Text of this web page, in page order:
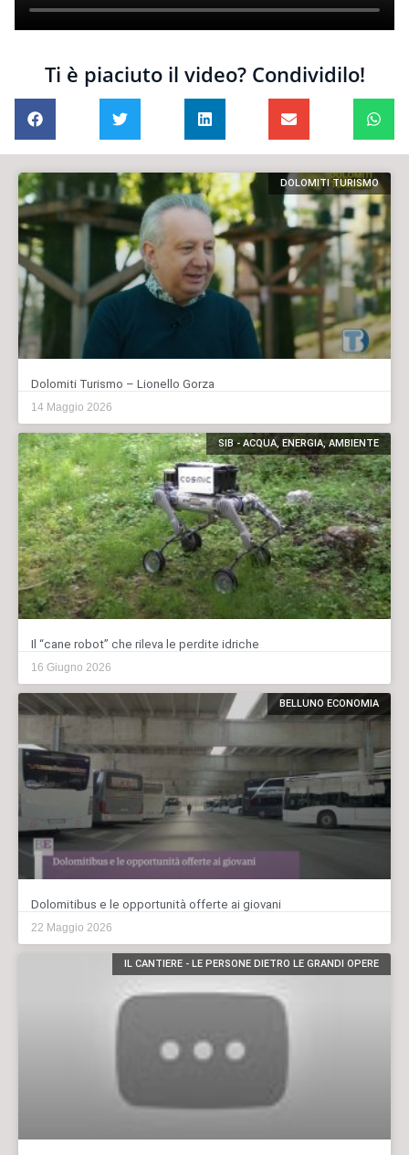
Ti è piaciuto il video? Condividilo!
DOLOMITI TURISMO
Dolomiti Turismo – Lionello Gorza
14 Maggio 2026
SIB - ACQUA, ENERGIA, AMBIENTE
Il “cane robot” che rileva le perdite idriche
16 Giugno 2026
BELLUNO ECONOMIA
Dolomitibus e le opportunità offerte ai giovani
22 Maggio 2026
IL CANTIERE - LE PERSONE DIETRO LE GRANDI OPERE